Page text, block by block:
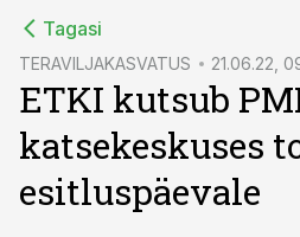
Tagasi
TERAVILJAKASVATUS 21.06.22,
ETKI kutsub
katsekeskuses
esitluspäevale